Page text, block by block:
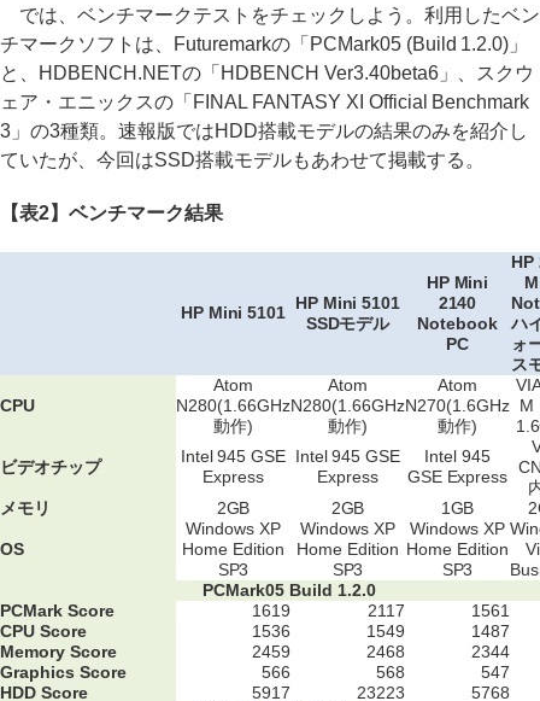
では、ベンチマークテストをチェックしよう。利用したベン
チマークソフトは、Futuremarkの「PCMark05 (Build 1.2.0)」
と、HDBENCH.NETの「HDBENCH Ver3.40beta6」、スクウ
ェア・エニックスの「FINAL FANTASY XI Official Benchmark
3」の3種類。速報版ではHDD搭載モデルの結果のみを紹介し
ていたが、今回はSSD搭載モデルもあわせて掲載する。
【表2】ベンチマーク結果
HP Mini 5101 HP Mini 5101
SSDモデル
HP Mini
2140
Notebook
PC
HP
ハ
ォ
ス
CPU
Atom
N280(1.66GHz
動作)
Atom
N280(1.66GHz
動作)
Atom
N270(1.6GHz
動作)
M
ビデオチップ
Intel 945 GSE
Express
Intel 945 GSE
Express
Intel 945
GSE Express
メモリ
2GB 2GB 1GB
OS
Windows XP
Home Edition
SP3
Windows XP
Home Edition
SP3
Windows XP
Home Edition
SP3
PCMark05 Build 1.2.0
PCMark Score
1619 2117
1561
CPU Score
1536 1549
1487
Memory Score
2459 2468
2344
Graphics Score
566 568
547
HDD Score
5917 23223
5768